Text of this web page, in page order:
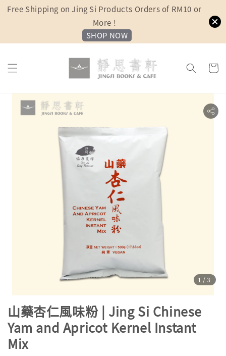
Free Shipping on Jing Si Products Orders of RM10 or
More !
SHOP NOW
1 /3
山藥杏仁風味粉 | Jing Si Chinese
Yam and Apricot Kernel Instant
Mix